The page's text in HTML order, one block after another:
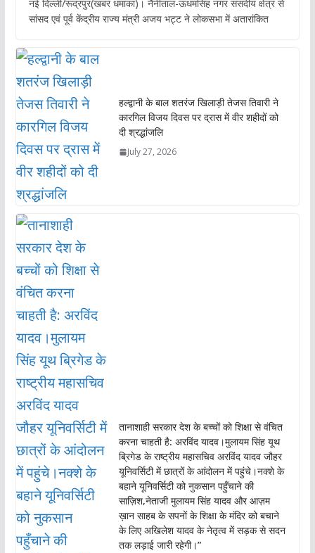
e
o
o
k
at
A
p
p
ittai
नई दिल्ली/रूद्रपुर(खबर धमाका)। नैनीताल-ऊधमसिंह नगर संसदीय क्षेत्र से
सांसद एवं पूर्व केंद्रीय राज्य मंत्री अजय भट्ट ने लोकसभा में अतारांकित
हल्द्वानी के बाल शतरंज खिलाड़ी तेजस तिवारी ने
कारगिल विजय दिवस पर द्रास में वीर शहीदों को
दी श्रद्धांजलि
July 27, 2026
तानाशाही सरकार देश के बच्चों को शिक्षा से वंचित
करना चाहती है: अरविंद यादव।मुलायम सिंह यूथ
ब्रिगेड के राष्ट्रीय महासचिव अरविंद यादव जौहर
यूनिवर्सिटी में छात्रों के आंदोलन में पहुंचे।नक्शे के
बहाने यूनिवर्सिटी को नुकसान पहुँचाने की
साज़िश,नेताजी मुलायम सिंह यादव और आज़म
ख़ान साहब के सपनों के शिक्षा के मंदिर को बचाने
के लिए अखिलेश यादव के नेतृत्व में सड़क से सदन
तक लड़ाई जारी रहेगी।”